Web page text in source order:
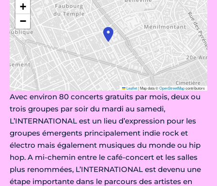
+
−
Leaflet|Map data ©OpenStreetMapcontributors
Avec environ 80 concerts gratuits par mois, deux ou
trois groupes par soir du mardi au samedi,
L’INTERNATIONAL est un lieu d’expression pour les
groupes émergents principalement indie rock et
électro mais également musiques du monde ou hip
hop. A mi-chemin entre le café-concert et les salles
plus renommées, L’INTERNATIONAL est devenu une
étape importante dans le parcours des artistes en